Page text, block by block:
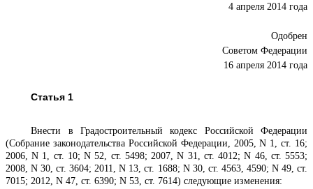
4 апреля 2014 года
Одобрен
Советом Федерации
16 апреля 2014 года
Статья 1
Внести в Градостроительныйкодекс Российской Федерации
(Собрание законодательства Российской Федерации, 2005, N 1, ст. 16;
2006, N 1, ст. 10; N 52, ст. 5498; 2007, N 31, ст. 4012; N 46, ст. 5553;
2008, N 30, ст. 3604; 2011, N 13, ст. 1688; N 30, ст. 4563, 4590; N 49, ст.
7015; 2012, N 47, ст. 6390; N 53, ст. 7614) следующие изменения: